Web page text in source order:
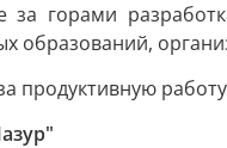
за горами
образований,
продуктивную